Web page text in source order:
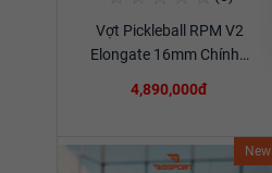
Vợt Pickleball RPM V2
Elongate 16mm Chính…
4,890,000đ
New